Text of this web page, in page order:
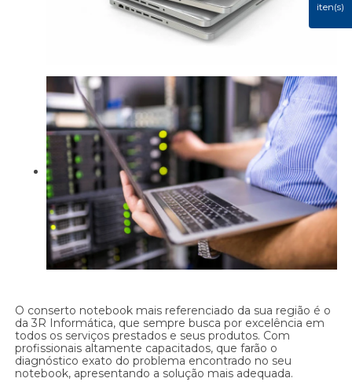
iten(s)
O conserto notebook mais referenciado da sua região é o
da 3R Informática, que sempre busca por excelência em
todos os serviços prestados e seus produtos. Com
profissionais altamente capacitados, que farão o
diagnóstico exato do problema encontrado no seu
notebook, apresentando a solução mais adequada.